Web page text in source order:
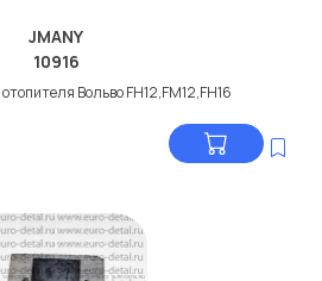
JMANY
10916
Вольво FH12,FM12,FH16